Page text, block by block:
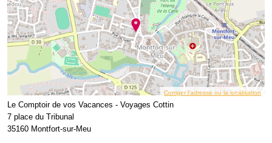
Corriger l’adresse ou la localisation
Le Comptoir de vos Vacances - Voyages Cottin
7 place du Tribunal
35160 Montfort-sur-Meu